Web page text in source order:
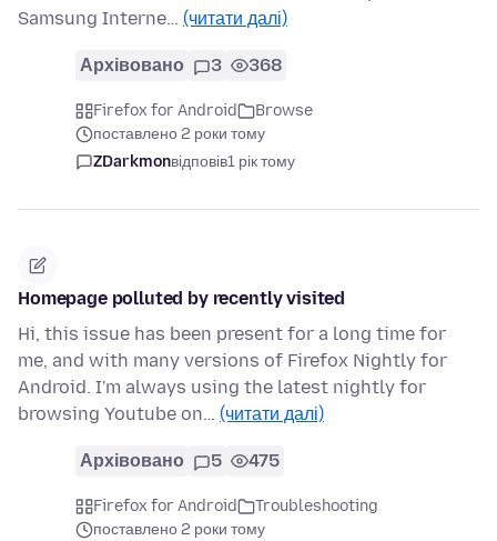
Samsung Interne… (читати далі)
Архівовано 3 368
Firefox for Android
Browse
поставлено 2 роки тому
ZDarkmonвідповів1 рік тому
Homepage polluted by recently visited
Hi, this issue has been present for a long time for
me, and with many versions of Firefox Nightly for
Android. I'm always using the latest nightly for
browsing Youtube on… (читати далі)
Архівовано 5 475
Firefox for Android
Troubleshooting
поставлено 2 роки тому